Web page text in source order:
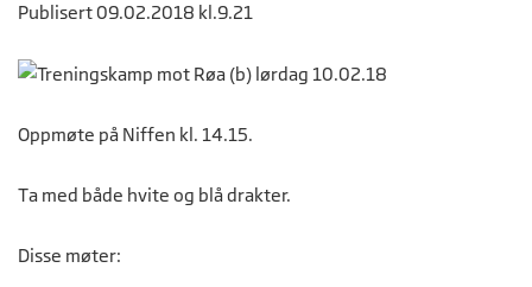
Publisert 09.02.2018 kl.9.21
Oppmøte på Niffen kl. 14.15.
Ta med både hvite og blå drakter.
Disse møter: